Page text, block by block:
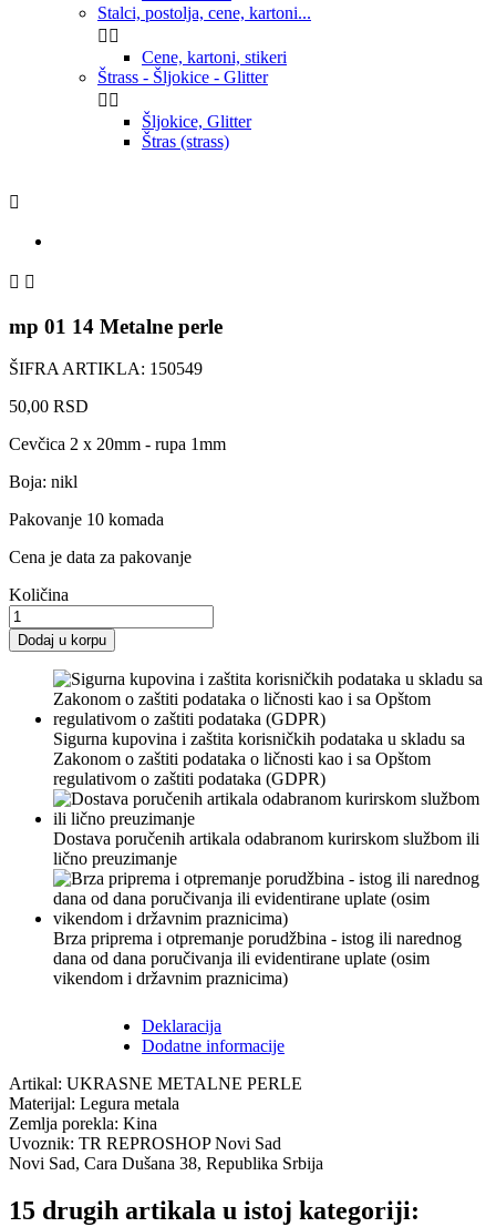
Stalci, postolja, cene, kartoni...
 
Cene, kartoni, stikeri
Štrass - Šljokice - Glitter
 
Šljokice, Glitter
Štras (strass)

 
mp 01 14 Metalne perle
ŠIFRA ARTIKLA: 150549
50,00 RSD
Cevčica 2 x 20mm - rupa 1mm
Boja: nikl
Pakovanje 10 komada
Cena je data za pakovanje
Količina
Dodaj u korpu
Sigurna kupovina i zaštita korisničkih podataka u skladu sa
Zakonom o zaštiti podataka o ličnosti kao i sa Opštom
regulativom o zaštiti podataka (GDPR)
Dostava poručenih artikala odabranom kurirskom službom ili
lično preuzimanje
Brza priprema i otpremanje porudžbina - istog ili narednog
dana od dana poručivanja ili evidentirane uplate (osim
vikendom i državnim praznicima)
Deklaracija
Dodatne informacije
Artikal: UKRASNE METALNE PERLE
Materijal: Legura metala
Zemlja porekla: Kina
Uvoznik: TR REPROSHOP Novi Sad
Novi Sad, Cara Dušana 38, Republika Srbija
15 drugih artikala u istoj kategoriji: